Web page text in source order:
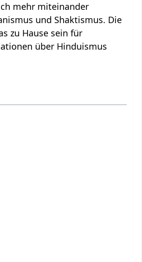
mehr miteinander
und Shaktismus. Die
zu Hause sein für
über Hinduismus